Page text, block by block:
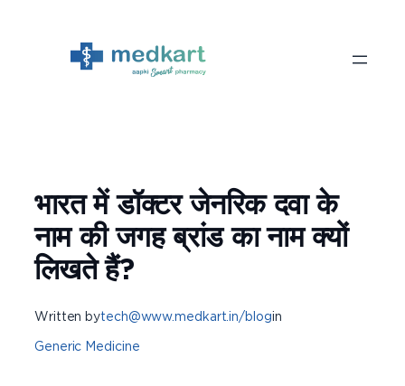
content
भारत में डॉक्टर जेनरिक दवा के
नाम की जगह ब्रांड का नाम क्यों
लिखते हैं?
Written bytech@www.medkart.in/blogin
Generic Medicine